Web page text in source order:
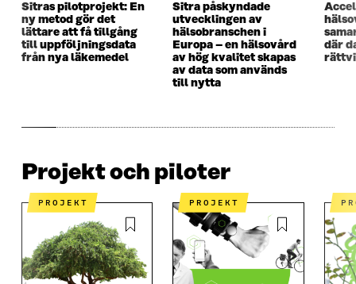
Sitras pilotprojekt: En
ny metod gör det
lättare att få tillgång
till uppföljningsdata
från nya läkemedel
Sitra påskyndade
utvecklingen av
hälsobranschen i
Europa – en hälsovård
av hög kvalitet skapas
av data som används
till nytta
där
Projekt och piloter
PROJEKT PROJEKT